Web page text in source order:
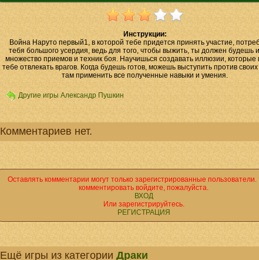
Инструкции:
Война Наруто первый1, в которой тебе придется принять участие,
тебя большого усердия, ведь для того, чтобы выжить, ты должен будешь
множество приемов и техник боя. Научишься создавать иллюзии, которые
тебе отвлекать врагов. Когда будешь готов, можешь выступить против своих
там применить все полученные навыки и умения.
Другие игры Александр Пушкин
Комментариев нет.
Оставлять комментарии могут только зарегистрированные
комментировать войдите, пожалуйста.
ВХОД
Или зарегистрируйтесь.
РЕГИСТРАЦИЯ
Ещё игры из категории Драки